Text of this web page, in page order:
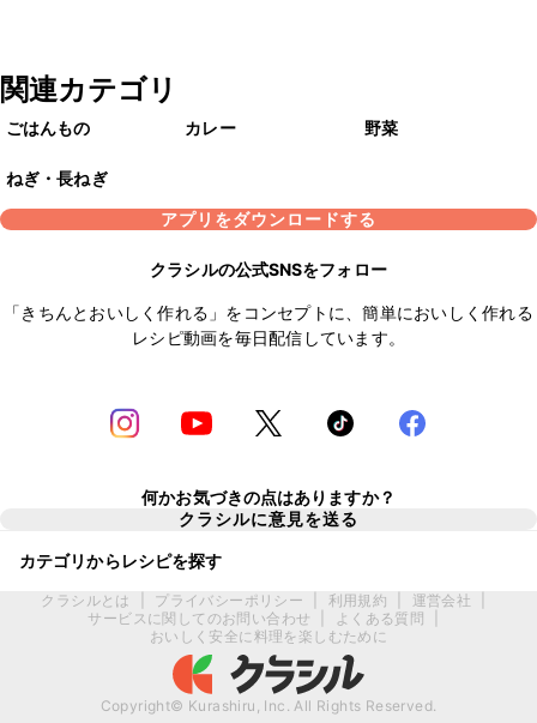
関連カテゴリ
ごはんもの カレー 野菜
ねぎ・長ねぎ
アプリをダウンロードする
クラシルの公式SNSをフォロー
「きちんとおいしく作れる」をコンセプトに、簡単においしく作れる
レシピ動画を毎日配信しています。
何かお気づきの点はありますか？
クラシルに意見を送る
カテゴリからレシピを探す
クラシルとは プライバシーポリシー 利用規約 運営会社
サービスに関してのお問い合わせ
よくある質問
おいしく安全に料理を楽しむために
Copyright© Kurashiru, Inc. All Rights Reserved.